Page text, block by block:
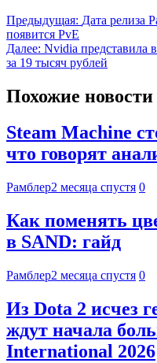
Предыдущая: Дата релиза
появится PvE
Далее: Nvidia представила
за 19 тысяч рублей
Похожие новости
Steam Machine
что говорят
Рамблер2 месяца спустя 0
Как поменять
в SAND: гайд
Рамблер2 месяца спустя 0
Из Dota 2 исчез
ждут начала
International 2026